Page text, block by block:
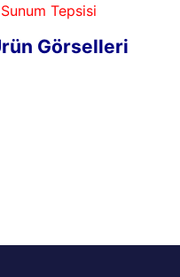
Tepsisi
Görselleri